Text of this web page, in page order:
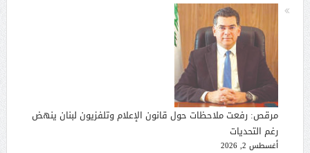
مرقص: رفعت ملاحظات حول قانون الإعلام وتلفزيون لبنان ينهض
رغم التحديات
أغسطس 2, 2026